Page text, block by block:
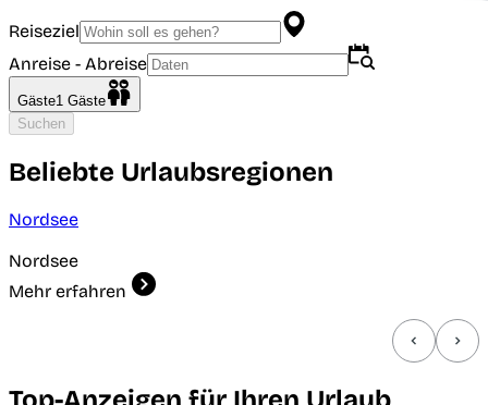
Reiseziel
Anreise - Abreise
Gäste1 Gäste
Suchen
Beliebte Urlaubsregionen
Nordsee
Nordsee
Mehr erfahren